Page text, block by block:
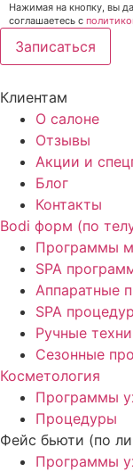
Нажимая на кнопку, вы
соглашаетесь c
Записаться
Клиентам
О салоне
Отзывы
Акции и
Блог
Контакты
Bodi форм (по
Программы
SPA
Аппаратные
SPA
Ручные
Сезонные
Косметология
Программы
Процедуры
Фейс бьюти (по
Программы